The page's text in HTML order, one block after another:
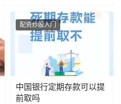
配资炒股入门
中国银行定期存款可以提
前取吗